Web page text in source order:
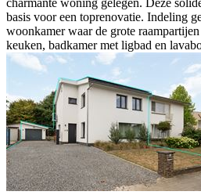
charmante woning gelegen. Deze
basis voor een toprenovatie. Indeling
woonkamer waar de grote
keuken, badkamer met ligbad en